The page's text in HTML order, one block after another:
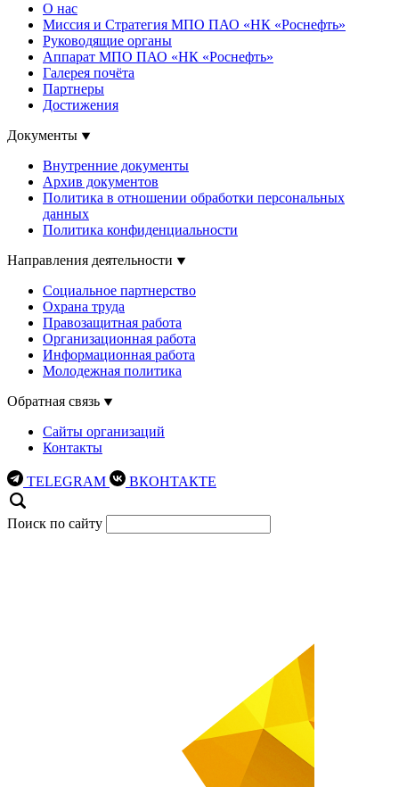
О нас
Миссия и Стратегия МПО ПАО «НК «Роснефть»
Руководящие органы
Аппарат МПО ПАО «НК «Роснефть»
Галерея почёта
Партнеры
Достижения
Документы
Внутренние документы
Архив документов
Политика в отношении обработки персональных
данных
Политика конфиденциальности
Направления деятельности
Социальное партнерство
Охрана труда
Правозащитная работа
Организационная работа
Информационная работа
Молодежная политика
Обратная связь
Сайты организаций
Контакты
TELEGRAM ВКОНТАКТЕ
Поиск по сайту